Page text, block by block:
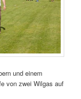
und einem
von zwei Wilgas auf